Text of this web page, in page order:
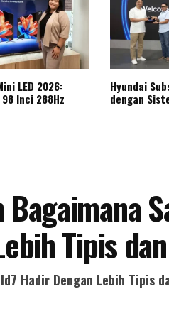
LED 2026:
Inci 288Hz
Hyundai
dengan
Bagaimana
Tipis
Hadir Dengan Lebih Tipis